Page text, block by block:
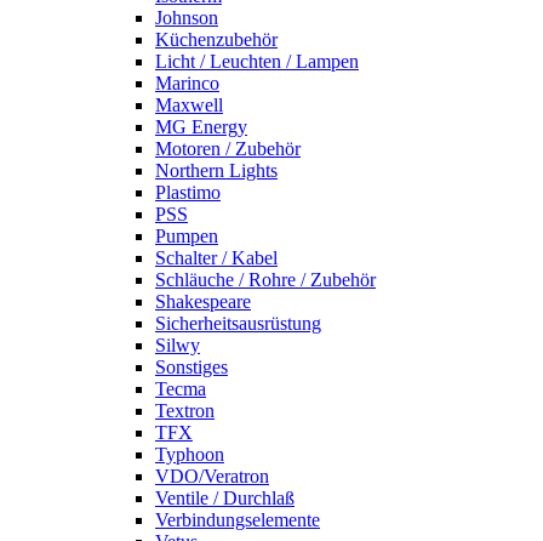
Johnson
Küchenzubehör
Licht / Leuchten / Lampen
Marinco
Maxwell
MG Energy
Motoren / Zubehör
Northern Lights
Plastimo
PSS
Pumpen
Schalter / Kabel
Schläuche / Rohre / Zubehör
Shakespeare
Sicherheitsausrüstung
Silwy
Sonstiges
Tecma
Textron
TFX
Typhoon
VDO/Veratron
Ventile / Durchlaß
Verbindungselemente